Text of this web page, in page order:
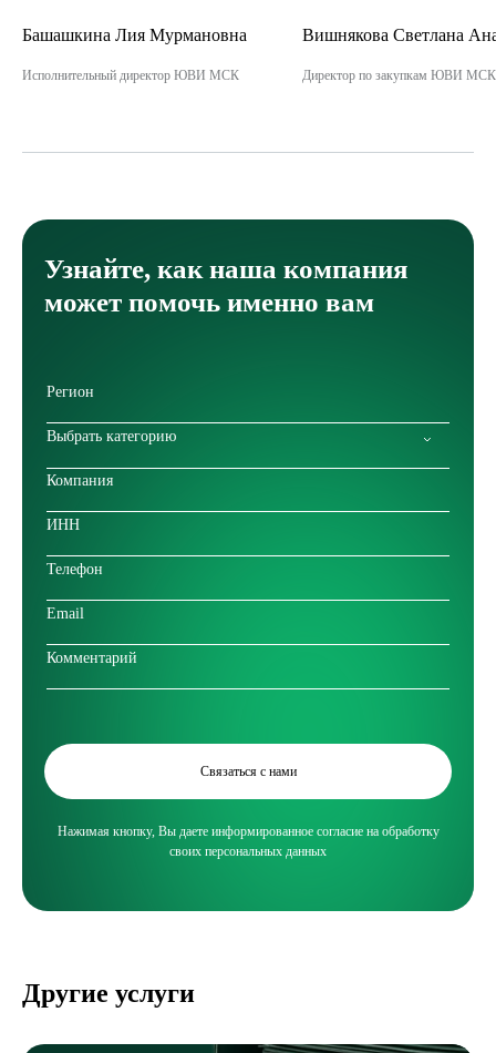
Башашкина Лия Мурмановна
Исполнительный директор ЮВИ МСК
Вишнякова Светлана
Директор по закупкам ЮВИ МСК
Узнайте, как наша компания
может помочь именно вам
Выбрать категорию
Связаться с нами
Нажимая кнопку, Вы даете информированное согласие на обработку
своих персональных данных
Другие услуги